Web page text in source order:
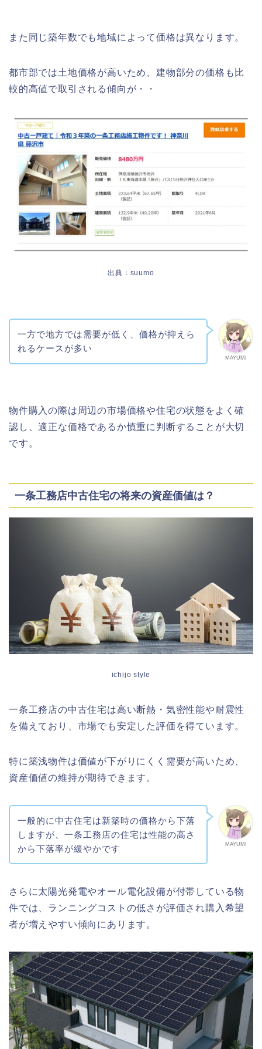
また同じ築年数でも地域によって価格は異なります。
都市部では土地価格が高いため、建物部分の価格も比
較的高値で取引される傾向が・・
出典：suumo
MAYUMI
一方で地方では需要が低く、価格が抑えら
れるケースが多い
物件購入の際は周辺の市場価格や住宅の状態をよく確
認し、適正な価格であるか慎重に判断することが大切
です。
一条工務店中古住宅の将来の資産価値は？
ichijo style
一条工務店の中古住宅は高い断熱・気密性能や耐震性
を備えており、市場でも安定した評価を得ています。
特に築浅物件は価値が下がりにくく需要が高いため、
資産価値の維持が期待できます。
MAYUMI
一般的に中古住宅は新築時の価格から下落
しますが、一条工務店の住宅は性能の高さ
から下落率が緩やかです
さらに太陽光発電やオール電化設備が付帯している物
件では、ランニングコストの低さが評価され購入希望
者が増えやすい傾向にあります。